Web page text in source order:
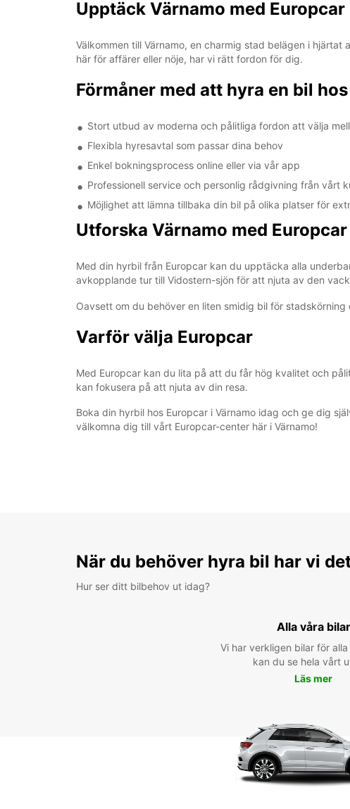
Upptäck Värnamo med Europcar
Välkommen till Värnamo, en charmig stad belägen i
här för affärer eller nöje, har vi rätt fordon för dig.
Förmåner med att hyra en bil
Stort utbud av moderna och pålitliga fordon att välja
Flexibla hyresavtal som passar dina behov
Enkel bokningsprocess online eller via vår app
Professionell service och personlig rådgivning från vårt
Möjlighet att lämna tillbaka din bil på olika platser för
Utforska Värnamo med Europcar
Med din hyrbil från Europcar kan du upptäcka alla
avkopplande tur till Vidostern-sjön för att njuta av den
Oavsett om du behöver en liten smidig bil för
Varför välja Europcar
Med Europcar kan du lita på att du får hög kvalitet och
kan fokusera på att njuta av din resa.
Boka din hyrbil hos Europcar i Värnamo idag och ge dig
välkomna dig till vårt Europcar-center här i Värnamo!
När du behöver hyra bil har vi
Hur ser ditt bilbehov ut idag?
Alla våra bilar
Vi har verkligen bilar för
kan du se hela vårt
Läs mer